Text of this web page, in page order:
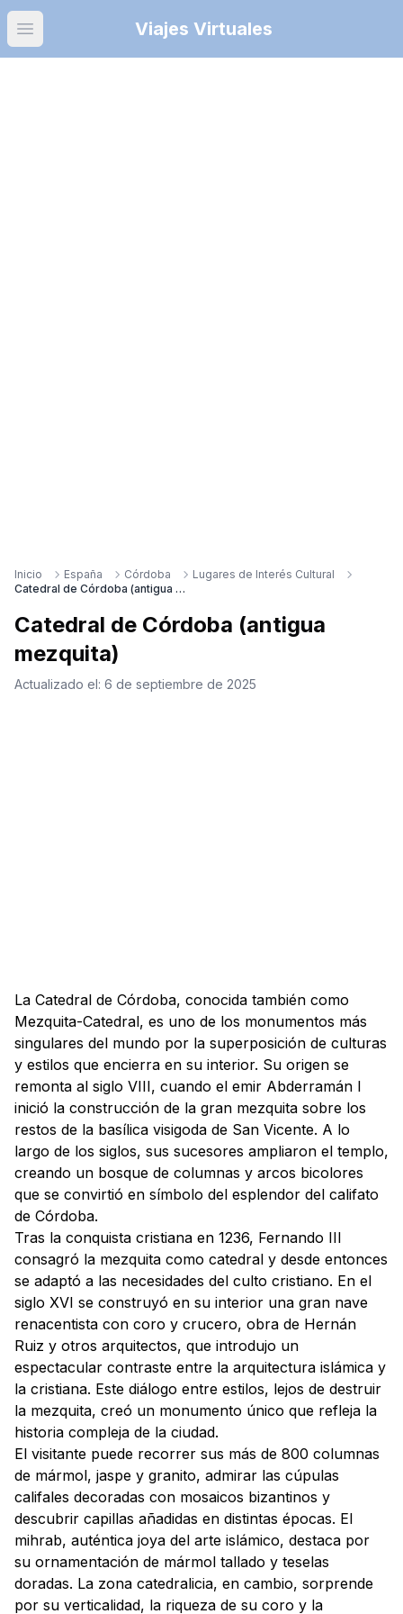
Open main menuViajes Virtuales
Inicio España Córdoba
Lugares de Interés Cultural
Catedral de Córdoba (antigua mezquita)
Catedral de Córdoba (antigua
mezquita)
Actualizado el: 6 de septiembre de 2025
La Catedral de Córdoba, conocida también como
Mezquita-Catedral, es uno de los monumentos más
singulares del mundo por la superposición de culturas
y estilos que encierra en su interior. Su origen se
remonta al siglo VIII, cuando el emir Abderramán I
inició la construcción de la gran mezquita sobre los
restos de la basílica visigoda de San Vicente. A lo
largo de los siglos, sus sucesores ampliaron el templo,
creando un bosque de columnas y arcos bicolores
que se convirtió en símbolo del esplendor del califato
de Córdoba.
Tras la conquista cristiana en 1236, Fernando III
consagró la mezquita como catedral y desde entonces
se adaptó a las necesidades del culto cristiano. En el
siglo XVI se construyó en su interior una gran nave
renacentista con coro y crucero, obra de Hernán
Ruiz y otros arquitectos, que introdujo un
espectacular contraste entre la arquitectura islámica y
la cristiana. Este diálogo entre estilos, lejos de destruir
la mezquita, creó un monumento único que refleja la
historia compleja de la ciudad.
El visitante puede recorrer sus más de 800 columnas
de mármol, jaspe y granito, admirar las cúpulas
califales decoradas con mosaicos bizantinos y
descubrir capillas añadidas en distintas épocas. El
mihrab, auténtica joya del arte islámico, destaca por
su ornamentación de mármol tallado y teselas
doradas. La zona catedralicia, en cambio, sorprende
por su verticalidad, la riqueza de su coro y la